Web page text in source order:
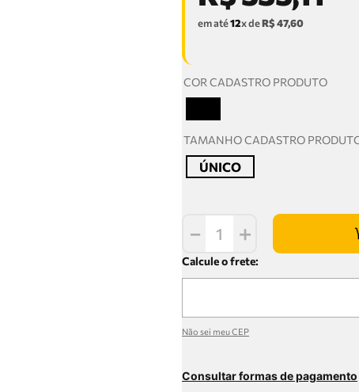
em até12x deR$47,60
COR CADASTRO PRODUTO
TAMANHO CADASTRO
ÚNICO
＋
－
Não sei meu CEP
Consultar formas de pagamento